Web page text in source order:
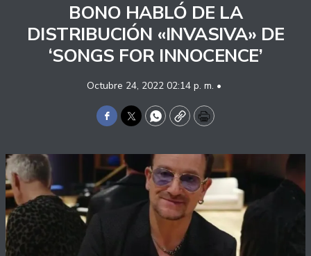
BONO HABLÓ DE LA
DISTRIBUCIÓN «INVASIVA» DE
‘SONGS FOR INNOCENCE’
Octubre 24, 2022 02:14 p. m. •
Facebook
TwitterWhatsApp
CopyPrint